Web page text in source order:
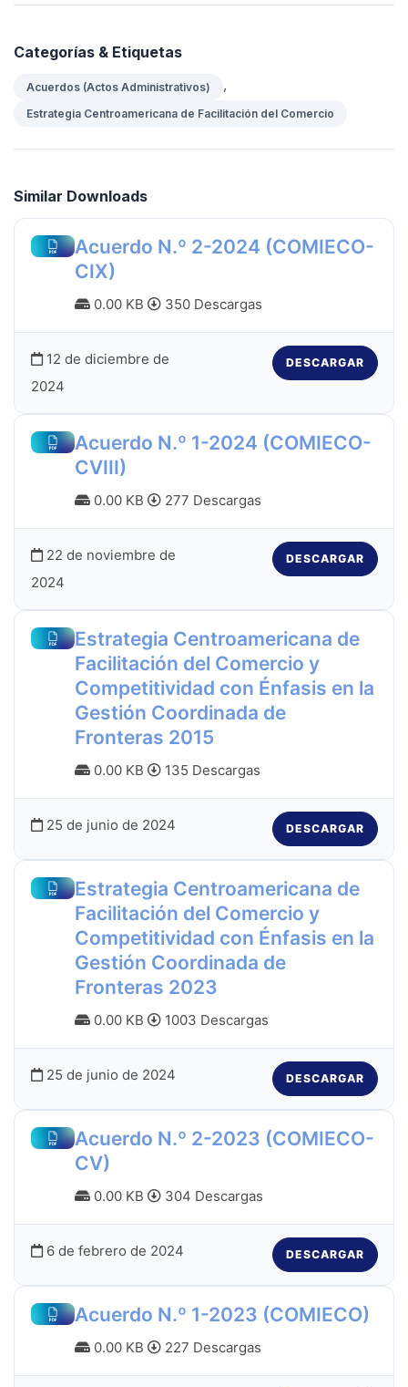
Categorías & Etiquetas
Acuerdos (Actos Administrativos)
Estrategia Centroamericana de Facilitación del Comercio
Similar Downloads
Acuerdo N.º 2-2024 (COMIECO-
CIX)
0.00 KB 350 Descargas
12 de diciembre de
2024
DESCARGAR
Acuerdo N.º 1-2024 (COMIECO-
CVIII)
0.00 KB 277 Descargas
22 de noviembre de
2024
DESCARGAR
Estrategia Centroamericana de
Facilitación del Comercio y
Competitividad con Énfasis en la
Gestión Coordinada de
Fronteras 2015
0.00 KB 135 Descargas
25 de junio de 2024 DESCARGAR
Estrategia Centroamericana de
Facilitación del Comercio y
Competitividad con Énfasis en la
Gestión Coordinada de
Fronteras 2023
0.00 KB 1003 Descargas
25 de junio de 2024 DESCARGAR
Acuerdo N.º 2-2023 (COMIECO-
CV)
0.00 KB 304 Descargas
6 de febrero de 2024 DESCARGAR
Acuerdo N.º 1-2023 (COMIECO)
0.00 KB 227 Descargas